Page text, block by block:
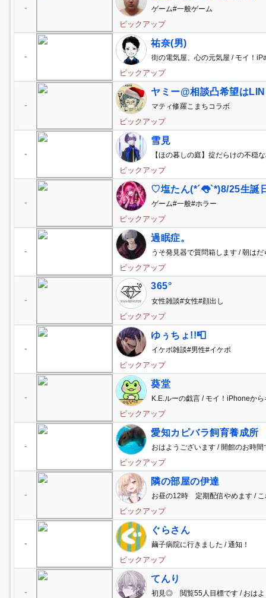
- ゲーム#一般ゲーム
ピックアップ
-
街の電気屋、心の元気屋 / モイ！
-
ピックアップ
祐奈(男)
- マティ修羅こまちコラボ
ピックアップ
ヤミー@相談凸希望は
-
【ほの暮しの庭】掟だらけの不穏
活 ＃１
ピックアップ
雪見
- ゲーム#一般#ホラー
ピックアップ
♡塩たん(*´👅`*)8/25生誕
- うそ発見器で質問箱します / 朝は
ピックアップ
過眠症。
- 女性雑談#女性#顔出し
ピックアップ
365°
- イケボ雑談#男性#イケボ
ピックアップ
ゆぅちょ!!📮
- K.E.ルーの戯言 / モイ！iPhoneか
ピックアップ
葵堂
- おはようございます / 開館のお時間
ピックアップ
愛知カピバラ飼育養成所
-
お昼の12時 定期配信やめます / こ
いねん
ピックアップ
隣の部屋の伊達
- 繭子病院に行きました / 通知！
ピックアップ
ぐらさん
- 初見◎ 閲覧55人目標です / おはよ
てんり